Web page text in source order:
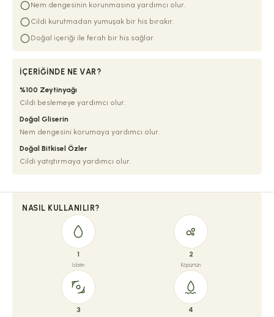
Nem dengesinin korunmasına yardımcı olur.
Cildi kurutmadan yumuşak bir his bırakır.
Doğal içeriği ile ferah bir his sağlar.
İÇERIĞINDE NE VAR?
%100 Zeytinyağı
Cildi beslemeye yardımcı olur.
Doğal Gliserin
Nem dengesini korumaya yardımcı olur.
Doğal Bitkisel Özler
Cildi yatıştırmaya yardımcı olur.
NASIL KULLANILIR?
1
Islatın
2
Köpürtün
3 4